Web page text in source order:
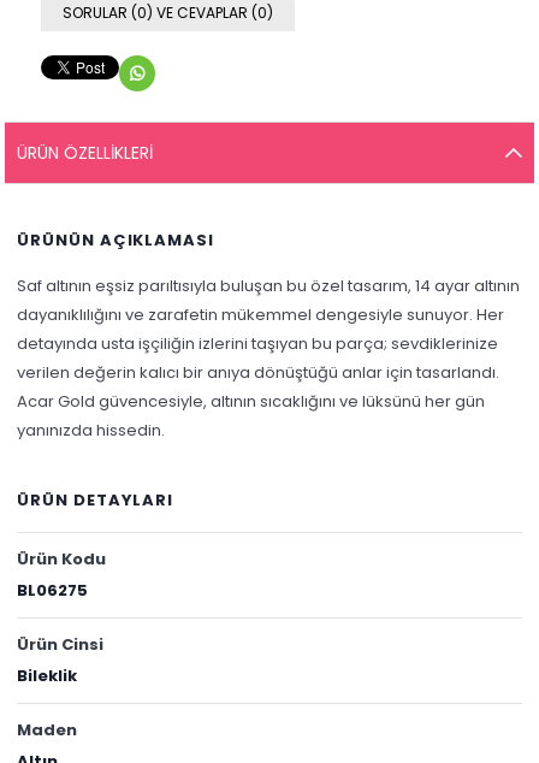
SORULAR (0) VE CEVAPLAR (0)
ÜRÜN ÖZELLIKLERI
ÜRÜNÜN AÇIKLAMASI
Saf altının eşsiz parıltısıyla buluşan bu özel tasarım, 14 ayar altının
dayanıklılığını ve zarafetin mükemmel dengesiyle sunuyor. Her
detayında usta işçiliğin izlerini taşıyan bu parça; sevdiklerinize
verilen değerin kalıcı bir anıya dönüştüğü anlar için tasarlandı.
Acar Gold güvencesiyle, altının sıcaklığını ve lüksünü her gün
yanınızda hissedin.
ÜRÜN DETAYLARI
Ürün Kodu
BL06275
Ürün Cinsi
Bileklik
Maden